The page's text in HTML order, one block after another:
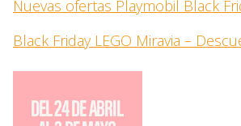
Nuevas ofertas Playmobil Black
Black Friday LEGO Miravia –